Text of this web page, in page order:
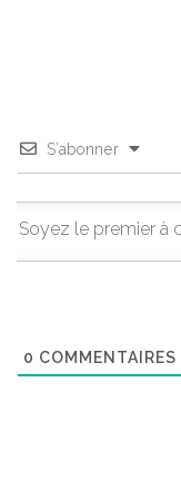
S’abonner
0 COMMENTAIRES